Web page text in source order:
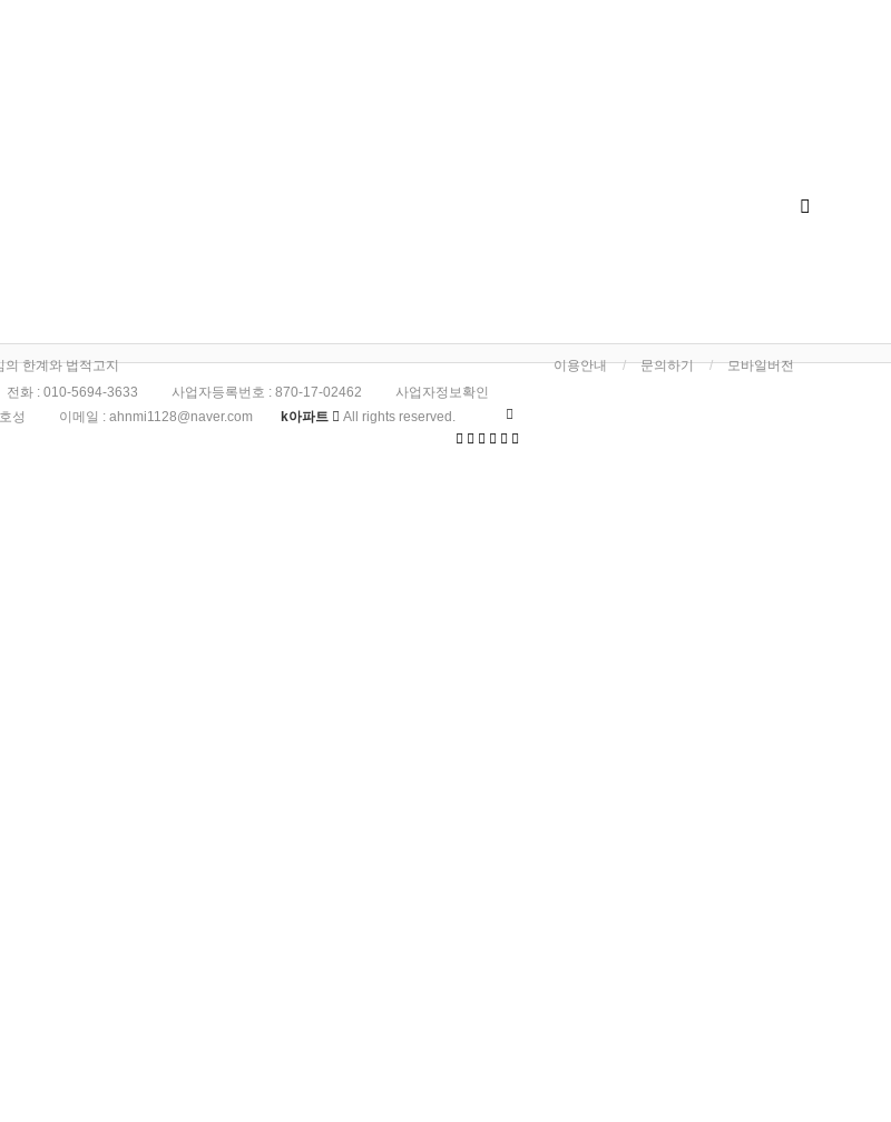
의 한계와 법적고지 이용안내 문의하기
모바일버전
전화 : 010-5694-3633 사업자등록번호 : 870-17-02462
사업자정보확인
성 이메일 : ahnmi1128@naver.com k아파트 All rights reserved.